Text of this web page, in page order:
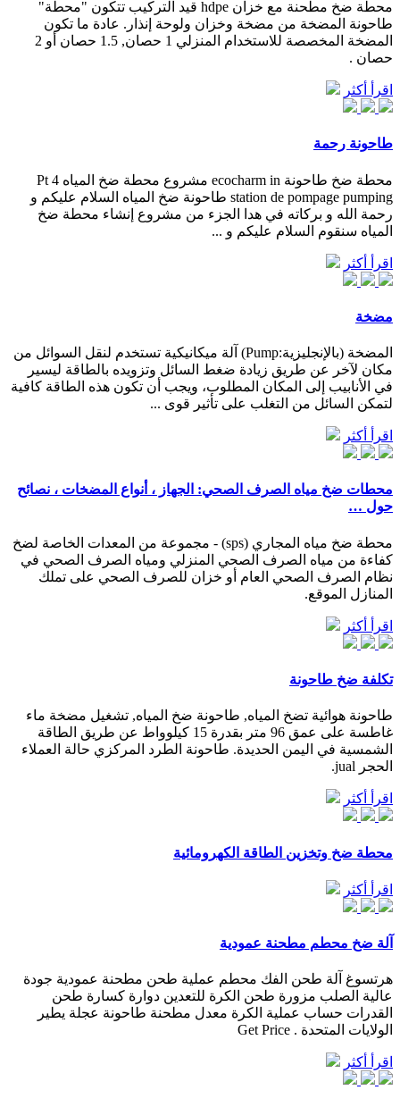
محطة ضخ مطحنة مع خزان hdpe قيد التركيب تتكون "محطة"
طاحونة المضخة من مضخة وخزان ولوحة إنذار. عادة ما تكون
المضخة المخصصة للاستخدام المنزلي 1 حصان, 1.5 حصان أو 2
حصان .
اقرأ أكثر
طاحونة رحمة
محطة ضخ طاحونة ecocharm in مشروع محطة ضخ المياه Pt 4
station de pompage pumping طاحونة ضخ المياه السلام عليكم و
رحمة الله و بركاته في هدا الجزء من مشروع إنشاء محطة ضخ
المياه سنقوم السلام عليكم و ...
اقرأ أكثر
مضخة
المضخة (بالإنجليزية:Pump) آلة ميكانيكية تستخدم لنقل السوائل من
مكان لآخر عن طريق زيادة ضغط السائل وتزويده بالطاقة ليسير
في الأنابيب إلى المكان المطلوب، ويجب أن تكون هذه الطاقة كافية
لتمكن السائل من التغلب على تأثير قوى ...
اقرأ أكثر
محطات ضخ مياه الصرف الصحي: الجهاز ، أنواع المضخات ، نصائح
حول …
محطة ضخ مياه المجاري (sps) - مجموعة من المعدات الخاصة لضخ
كفاءة من مياه الصرف الصحي المنزلي ومياه الصرف الصحي في
نظام الصرف الصحي العام أو خزان للصرف الصحي على تملك
المنازل الموقع.
اقرأ أكثر
تكلفة ضخ طاحونة
طاحونة هوائية تضخ المياه, طاحونة ضخ المياه, تشغيل مضخة ماء
غاطسة على عمق 96 متر بقدرة 15 كيلوواط عن طريق الطاقة
الشمسية في اليمن الحديدة. طاحونة الطرد المركزي حالة العملاء
الحجر jual.
اقرأ أكثر
محطة ضخ وتخزين الطاقة الكهرومائية
اقرأ أكثر
آلة ضخ محطم مطحنة عمودية
هرتسوغ آلة طحن الفك محطم عملية طحن مطحنة عمودية جودة
عالية الصلب مزورة طحن الكرة للتعدين دوارة كسارة طحن
القدرات حساب عملية الكرة معدل مطحنة طاحونة عجلة يطير
الولايات المتحدة . Get Price
اقرأ أكثر